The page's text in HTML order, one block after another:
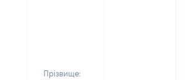
Прізвище: